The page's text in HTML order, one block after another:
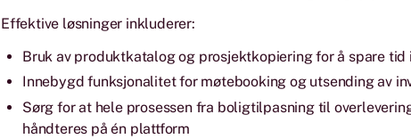
Effektive løsninger inkluderer:
Bruk av produktkatalog og prosjektkopiering for å spare tid
Innebygd funksjonalitet for møtebooking og utsending av
Sørg for at hele prosessen fra boligtilpasning til
håndteres på én plattform